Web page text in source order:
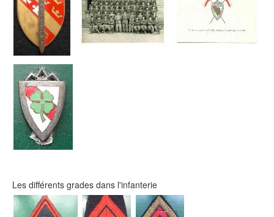
Les différents grades dans l'infanterie